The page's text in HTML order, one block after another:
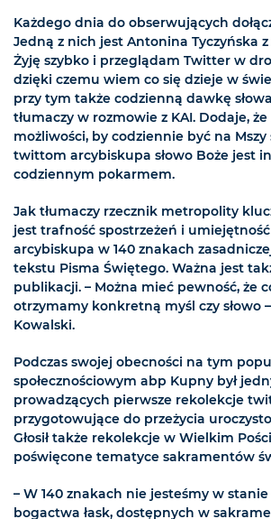
Każdego dnia do obserwujących
Jedną z nich jest Antonina Tyczyńska z
Żyję szybko i przeglądam Twitter w
dzięki czemu wiem co się dzieje w
przy tym także codzienną dawkę
tłumaczy w rozmowie z KAI. Dodaje,
możliwości, by codziennie być na Mszy
twittom arcybiskupa słowo Boże jest
codziennym pokarmem.
Jak tłumaczy rzecznik metropolity
jest trafność spostrzeżeń i
arcybiskupa w 140 znakach
tekstu Pisma Świętego. Ważna jest
publikacji. – Można mieć pewność, że
otrzymamy konkretną myśl czy słowo
Kowalski.
Podczas swojej obecności na tym
społecznościowym abp Kupny był
prowadzących pierwsze rekolekcje
przygotowujące do przeżycia
Głosił także rekolekcje w Wielkim
poświęcone tematyce sakramentów
– W 140 znakach nie jesteśmy w
bogactwa łask, dostępnych w